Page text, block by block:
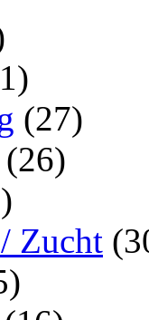
(27)
(26)
Zucht